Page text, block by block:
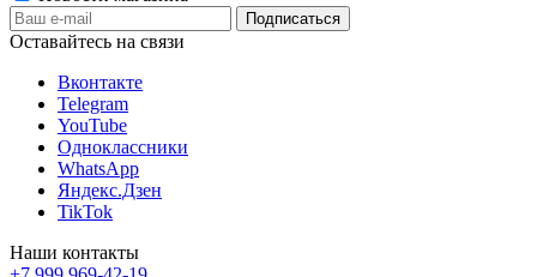
Оставайтесь на связи
Вконтакте
Telegram
YouTube
Одноклассники
WhatsApp
Яндекс.Дзен
TikTok
Наши контакты